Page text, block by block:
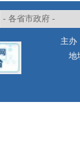
主
地